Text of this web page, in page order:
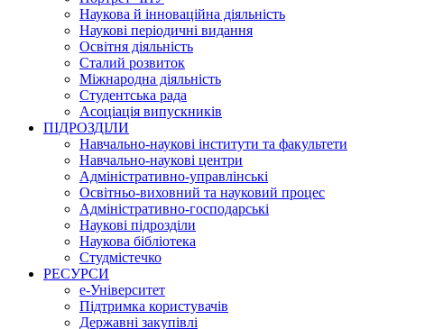
Наукова й інноваційна діяльність
Наукові періодичні видання
Освітня діяльність
Сталий розвиток
Міжнародна діяльність
Студентська рада
Асоціація випускників
ПІДРОЗДІЛИ
Навчально-наукові інститути та факультети
Навчально-наукові центри
Адміністративно-управлінські
Освітньо-виховний та науковий процес
Адміністративно-господарські
Наукові підрозділи
Наукова бібліотека
Студмістечко
РЕСУРСИ
е-Університет
Підтримка користувачів
Державні закупівлі